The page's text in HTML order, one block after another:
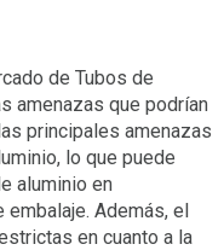
de Tubos de
amenazas que podrían
principales amenazas
lo que puede
aluminio en
Además, el
en cuanto a la